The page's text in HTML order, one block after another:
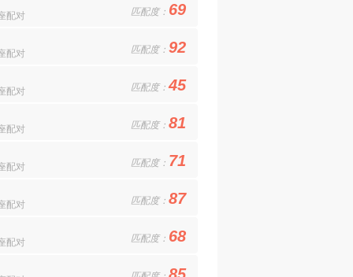
配对 匹配度： 69
配对 匹配度： 92
配对 匹配度：45
配对 匹配度： 81
配对 匹配度： 71
配对 匹配度： 87
配对 匹配度： 68